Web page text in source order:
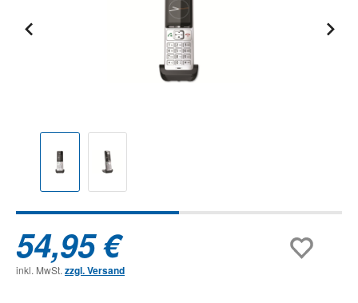
54,95 €
inkl. MwSt. zzgl. Versand